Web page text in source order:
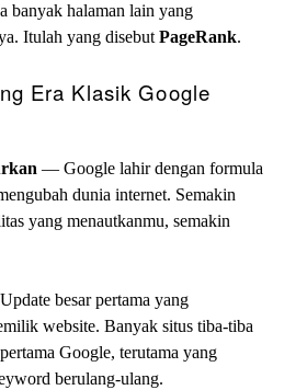
banyak halaman lain yang
Itulah yang disebut PageRank.
Era Klasik Google
— Google lahir dengan formula
dunia internet. Semakin
yang menautkanmu, semakin
besar pertama yang
website. Banyak situs tiba-tiba
Google, terutama yang
berulang-ulang.